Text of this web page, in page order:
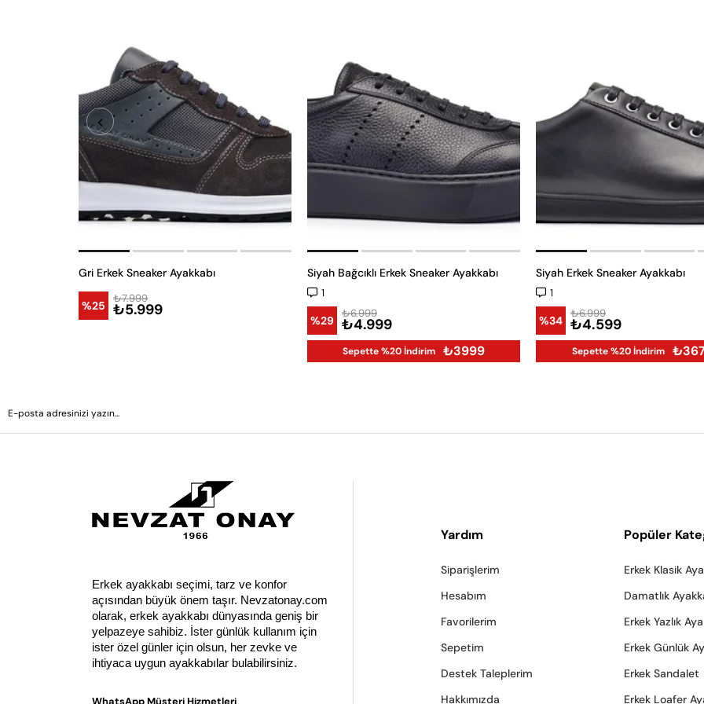
Gri Erkek Sneaker Ayakkabı
%25 ₺5.999
₺7.999
Siyah Bağcıklı Erkek Sneaker Ayakkabı
1
%29 ₺4.999
₺6.999
Sepette %20 İndirim ₺3999
Siyah Erkek Sneaker Ayakkabı
1
%34 ₺4.599
₺6.999
Sepette %20 İndirim
Erkek ayakkabı seçimi, tarz ve konfor
açısından büyük önem taşır. Nevzatonay.com
olarak, erkek ayakkabı dünyasında geniş bir
yelpazeye sahibiz. İster günlük kullanım için
ister özel günler için olsun, her zevke ve
ihtiyaca uygun ayakkabılar bulabilirsiniz.
WhatsApp Müşteri Hizmetleri
Yardım
Siparişlerim
Hesabım
Favorilerim
Sepetim
Destek Taleplerim
Hakkımızda
Popüler
Erkek Klasik
Damatlık
Erkek Yazlık
Erkek Günlük
Erkek Sandalet
Erkek Loafer